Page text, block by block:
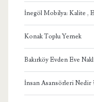
İnegöl Mobilya: Kalite ,
Konak Toplu Yemek
Bakırköy Evden Eve
İnsan Asansörleri Nedir